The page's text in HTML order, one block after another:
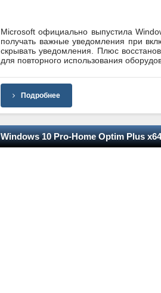
Microsoft официально выпустила
получать важные уведомления при
скрывать уведомления. Плюс
для повторного использования
Подробнее
Windows 10 Pro-Home Optim Plus